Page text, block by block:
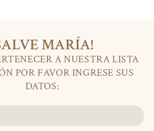
MARÍA!
A NUESTRA LISTA
POR FAVOR INGRESE SUS
DATOS: